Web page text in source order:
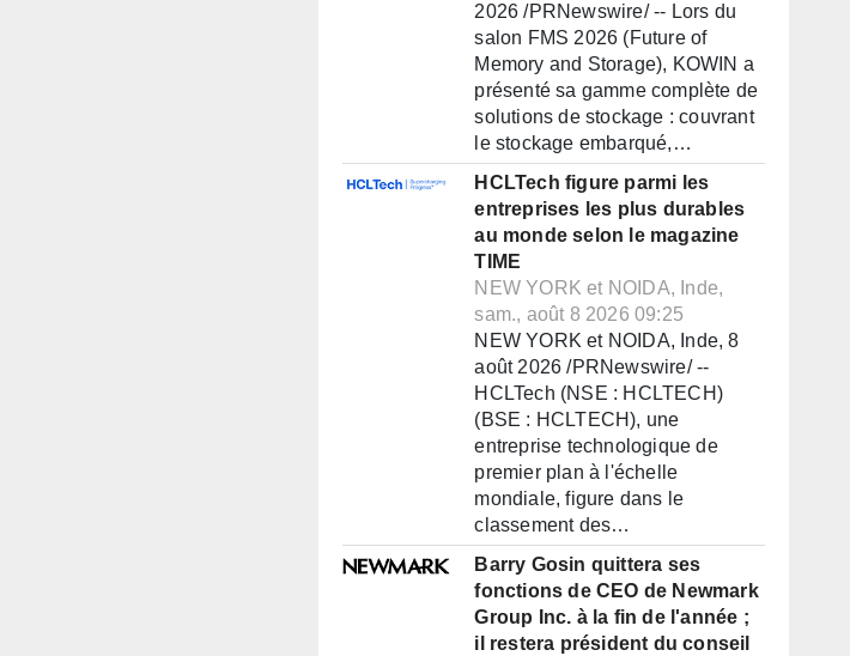
2026 /PRNewswire/ -- Lors du
salon FMS 2026 (Future of
Memory and Storage), KOWIN a
présenté sa gamme complète de
solutions de stockage : couvrant
le stockage embarqué,…
HCLTech figure parmi les
entreprises les plus durables
au monde selon le magazine
TIME
NEW YORK et NOIDA, Inde,
sam., août 8 2026 09:25
NEW YORK et NOIDA, Inde, 8
août 2026 /PRNewswire/ --
HCLTech (NSE : HCLTECH)
(BSE : HCLTECH), une
entreprise technologique de
premier plan à l'échelle
mondiale, figure dans le
classement des…
Barry Gosin quittera ses
fonctions de CEO de Newmark
Group Inc. à la fin de l'année ;
il restera président du conseil